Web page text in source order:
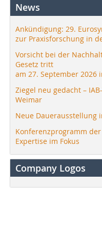
News
Ankündigung: 29.
zur Praxisforschung in
Vorsicht bei der
Gesetz tritt
am 27. September 2026
Ziegel neu gedacht – IAB-
Weimar
Neue Dauerausstellung
Konferenzprogramm
Expertise im Fokus
Company Logos